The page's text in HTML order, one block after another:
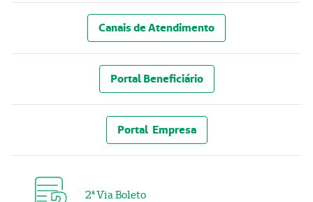
Canais de Atendimento
Portal Beneficiário
Portal Empresa
2ª Via Boleto